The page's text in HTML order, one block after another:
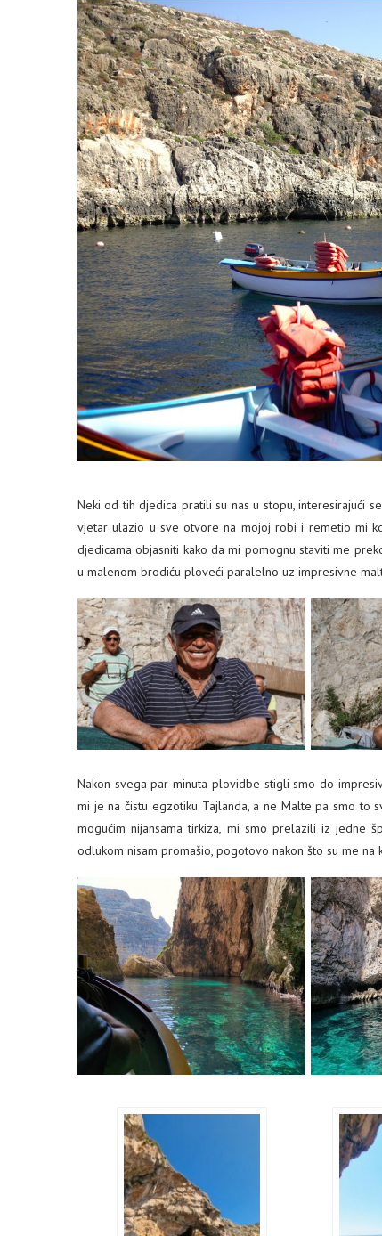
Neki od tih djedica pratili su nas u stopu, interesirajući
vjetar ulazio u sve otvore na mojoj robi i remetio mi
djedicama objasniti kako da mi pomognu staviti me
u malenom brodiću ploveći paralelno uz impresivne
Nakon svega par minuta plovidbe stigli smo do
mi je na čistu egzotiku Tajlanda, a ne Malte pa smo to
mogućim nijansama tirkiza, mi smo prelazili iz
odlukom nisam promašio, pogotovo nakon što su me